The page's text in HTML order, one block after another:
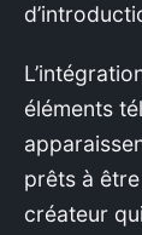
éléments
prêts à
créateur